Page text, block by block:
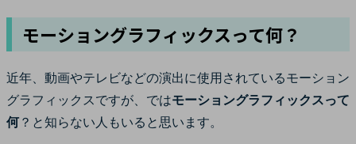
サポート
サポート
カスタマーサポート
ブランド紹介
購入する ログイン
モーショングラフィックスって何？
近年、動画やテレビなどの演出に使用されているモーション
グラフィックスですが、ではモーショングラフィックスって
何 ？と知らない人もいると思います。